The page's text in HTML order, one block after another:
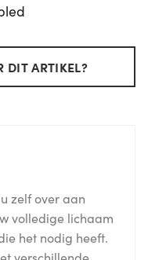
DIT ARTIKEL?
zelf over aan
volledige lichaam
het nodig heeft.